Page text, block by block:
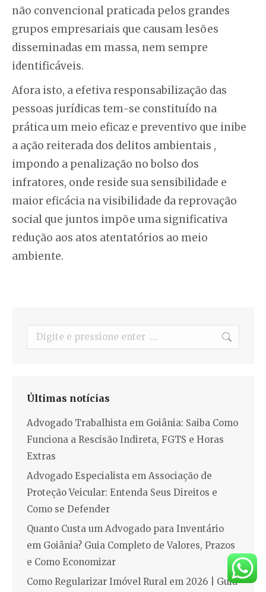
não convencional praticada pelos grandes
grupos empresariais que causam lesões
disseminadas em massa, nem sempre
identificáveis.
Afora isto, a efetiva responsabilização das
pessoas jurídicas tem-se constituído na
prática um meio eficaz e preventivo que inibe
a ação reiterada dos delitos ambientais ,
impondo a penalização no bolso dos
infratores, onde reside sua sensibilidade e
maior eficácia na visibilidade da reprovação
social que juntos impõe uma significativa
redução aos atos atentatórios ao meio
ambiente.
Search:
Últimas notícias
Advogado Trabalhista em Goiânia: Saiba Como
Funciona a Rescisão Indireta, FGTS e Horas
Extras
Advogado Especialista em Associação de
Proteção Veicular: Entenda Seus Direitos e
Como se Defender
Quanto Custa um Advogado para Inventário
em Goiânia? Guia Completo de Valores, Prazos
e Como Economizar
Como Regularizar Imóvel Rural em 2026 | Guia